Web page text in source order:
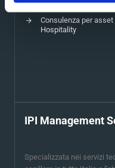
Valutazioni
Consulenza per asset
Hospitality
IPI Management
Specializzata nei servizi